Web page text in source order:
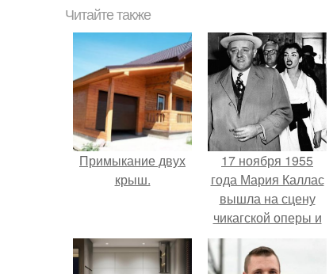
Читайте также
Примыкание двух
крыш.
17 ноября 1955
года Мария Каллас
вышла на сцену
чикагской оперы и
сорвала овации.